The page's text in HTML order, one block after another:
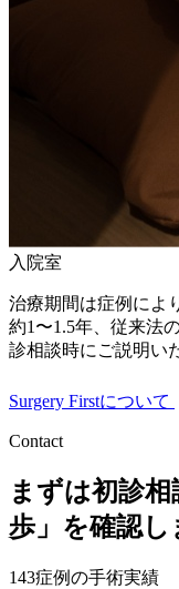
入院室
治療期間は症例によ
約1〜1.5年、従来法
診相談時にご説明い
Surgery Firstについて
Contact
まずは初診
歩」を確認し
143症例の手術実績